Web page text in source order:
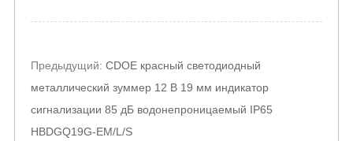
Post
navigation
Предыдущий: CDOE красный светодиодный
металлический зуммер 12 В 19 мм индикатор
сигнализации 85 дБ водонепроницаемый IP65
HBDGQ19G-EM/L/S